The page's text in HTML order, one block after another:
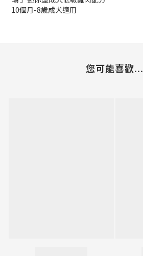
10個月-8歲成犬適用
您可能喜歡...